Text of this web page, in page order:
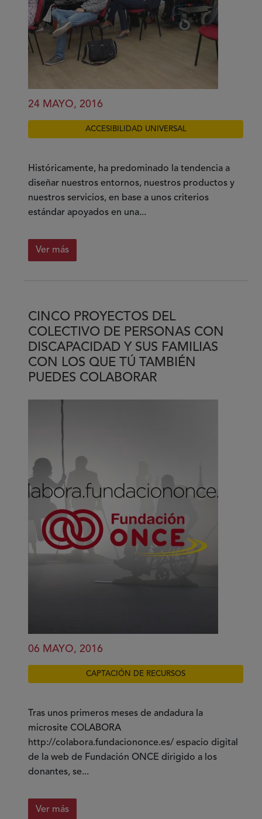
24 MAYO, 2016
ACCESIBILIDAD UNIVERSAL
Históricamente, ha predominado la tendencia a
diseñar nuestros entornos, nuestros productos y
nuestros servicios, en base a unos criterios
estándar apoyados en una...
Ver más
sobre
esencial
para
afrontar
los
retos
funcional
CINCO PROYECTOS DEL
COLECTIVO DE PERSONAS CON
DISCAPACIDAD Y SUS FAMILIAS
CON LOS QUE TÚ TAMBIÉN
PUEDES COLABORAR
06 MAYO, 2016
CAPTACIÓN DE RECURSOS
Tras unos primeros meses de andadura la
microsite COLABORA
http://colabora.fundaciononce.es/ espacio digital
de la web de Fundación ONCE dirigido a los
donantes, se...
Ver más